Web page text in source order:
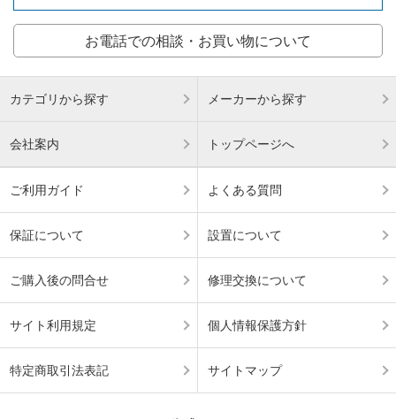
お電話での相談・お買い物について
カテゴリから探す メーカーから探す
会社案内 トップページへ
ご利用ガイド よくある質問
保証について 設置について
ご購入後の問合せ 修理交換について
サイト利用規定 個人情報保護方針
特定商取引法表記 サイトマップ